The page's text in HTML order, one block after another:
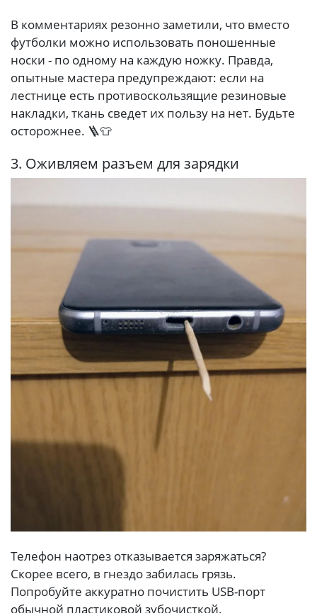
В комментариях резонно заметили, что вместо
футболки можно использовать поношенные
носки - по одному на каждую ножку. Правда,
опытные мастера предупреждают: если на
лестнице есть противоскользящие резиновые
накладки, ткань сведет их пользу на нет. Будьте
осторожнее. 🪜👕
3. Оживляем разъем для зарядки
Телефон наотрез отказывается заряжаться?
Скорее всего, в гнездо забилась грязь.
Попробуйте аккуратно почистить USB-порт
обычной пластиковой зубочисткой.